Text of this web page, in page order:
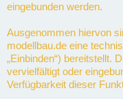
eingebunden werden.
Ausgenommen hiervon
modellbau.de eine
„Einbinden“) bereitstellt.
vervielfältigt oder
Verfügbarkeit dieser